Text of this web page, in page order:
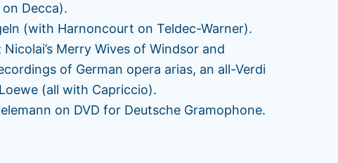
Decca).
(with Harnoncourt on Teldec-Warner).
Nicolai’s Merry Wives of Windsor and
of German opera arias, an all-Verdi
(all with Capriccio).
on DVD for Deutsche Gramophone.